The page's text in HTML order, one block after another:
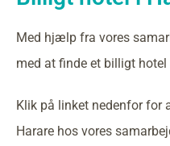
Med hjælp fra vores
med at finde et billigt hotel
Klik på linket nedenfor for
Harare hos vores